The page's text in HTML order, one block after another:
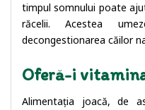
timpul somnului poate
răcelii. Acestea
decongestionarea căilor
Oferă-i
Alimentația joacă, de